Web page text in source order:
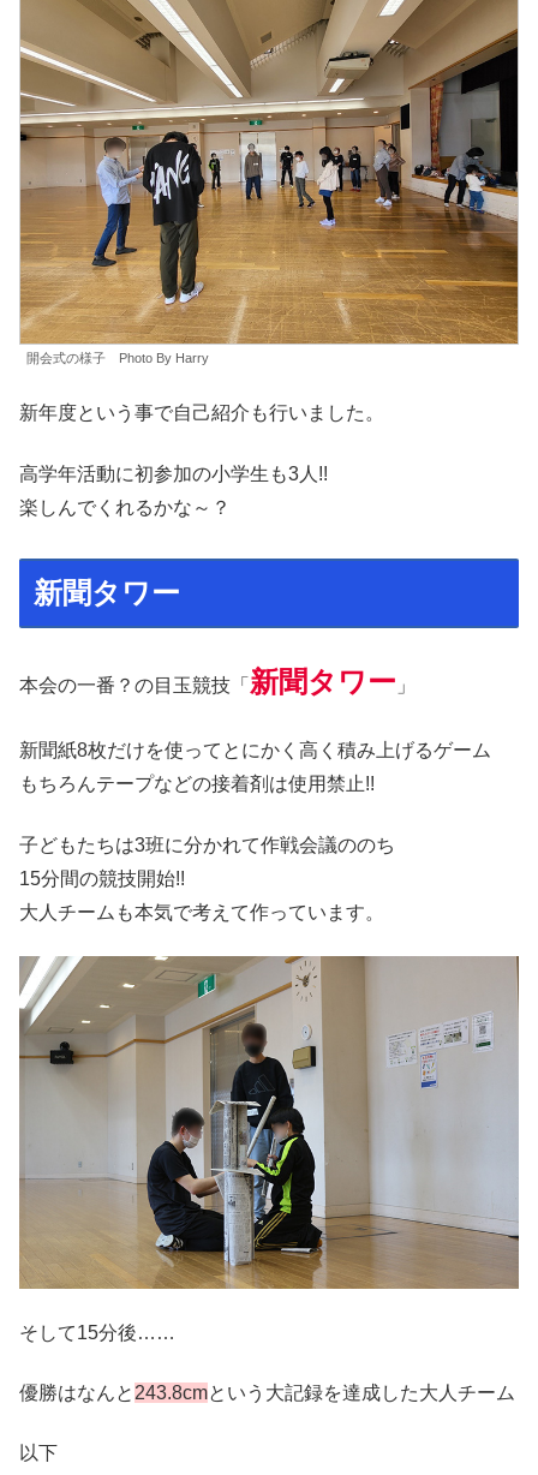
開会式の様子 Photo By Harry
新年度という事で自己紹介も行いました。
高学年活動に初参加の小学生も3人!!
楽しんでくれるかな～？
新聞タワー
本会の一番？の目玉競技「 新聞タワー 」
新聞紙8枚だけを使ってとにかく高く積み上げるゲーム
もちろんテープなどの接着剤は使用禁止!!
子どもたちは3班に分かれて作戦会議ののち
15分間の競技開始!!
大人チームも本気で考えて作っています。
そして15分後……
優勝はなんと 243.8cmという大記録を達成した大人チーム
以下